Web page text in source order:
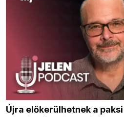
Újra előkerülhetnek a